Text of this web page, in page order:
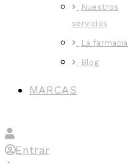
Nuestros
servicios
La farmacia
Blog
MARCAS
Entrar